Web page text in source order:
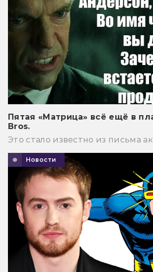
Пятая «Матрица» всё ещё в
Bros.
Это стало известно из письма
Новости